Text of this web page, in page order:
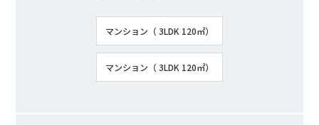
マンション（ 3LDK 120㎡）
マンション（ 3LDK 120㎡）